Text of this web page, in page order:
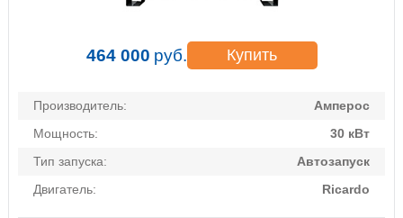
464 000 руб. Купить
Производитель:
Амперос
Мощность:
30 кВт
Тип запуска:
Автозапуск
Двигатель:
Ricardo